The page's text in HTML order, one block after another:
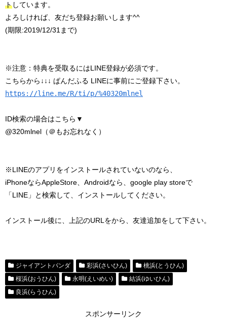
トしています。
よろしければ、友だち登録お願いします^^
(期限:2019/12/31まで)
※注意：特典を受取るにはLINE登録が必須です。
こちらから↓↓↓ ぱんだふる LINEに事前にご登録下さい。
https://line.me/R/ti/p/%40320mlnel
ID検索の場合はこちら▼
@320mlnel（＠もお忘れなく）
※LINEのアプリをインストールされていないのなら、
iPhoneならAppleStore、Androidなら、google play storeで
「LINE」と検索して、インストールしてください。
インストール後に、上記のURLをから、友達追加をして下さい。
ジャイアントパンダ 彩浜(さいひん)
桃浜(とうひん)
桜浜(おうひん)
永明(えいめい)
結浜(ゆいひん)
良浜(らうひん)
スポンサーリンク